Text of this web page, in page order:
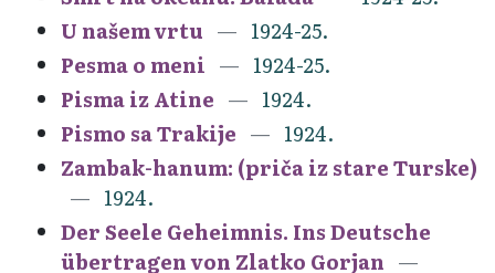
U našem vrtu
1924-25.
Pesma o meni
1924-25.
Pisma iz Atine
1924.
Pismo sa Trakije
1924.
Zambak-hanum: (priča iz stare Turske)
1924.
Der Seele Geheimnis. Ins Deutsche
übertragen von Zlatko Gorjan